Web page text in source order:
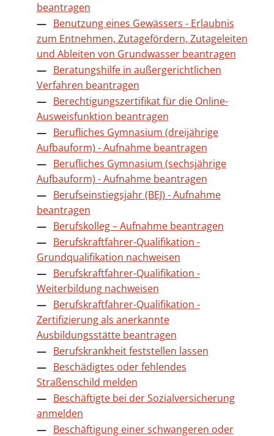
beantragen
Benutzung eines Gewässers - Erlaubnis
zum Entnehmen, Zutagefördern, Zutageleiten
und Ableiten von Grundwasser beantragen
Beratungshilfe in außergerichtlichen
Verfahren beantragen
Berechtigungszertifikat für die Online-
Ausweisfunktion beantragen
Berufliches Gymnasium (dreijährige
Aufbauform) - Aufnahme beantragen
Berufliches Gymnasium (sechsjährige
Aufbauform) - Aufnahme beantragen
Berufseinstiegsjahr (BEJ) - Aufnahme
beantragen
Berufskolleg – Aufnahme beantragen
Berufskraftfahrer-Qualifikation -
Grundqualifikation nachweisen
Berufskraftfahrer-Qualifikation -
Weiterbildung nachweisen
Berufskraftfahrer-Qualifikation -
Zertifizierung als anerkannte
Ausbildungsstätte beantragen
Berufskrankheit feststellen lassen
Beschädigtes oder fehlendes
Straßenschild melden
Beschäftigte bei der Sozialversicherung
anmelden
Beschäftigung einer schwangeren oder